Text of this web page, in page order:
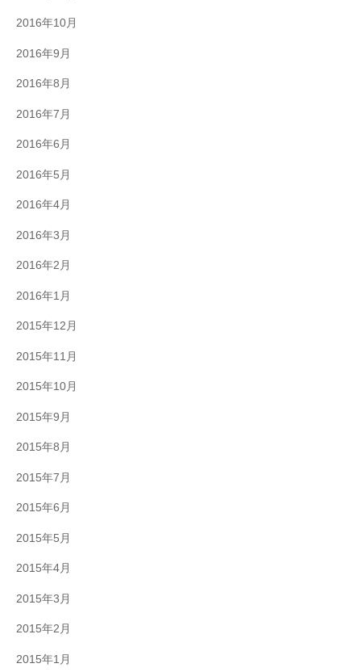
2016年10月
2016年9月
2016年8月
2016年7月
2016年6月
2016年5月
2016年4月
2016年3月
2016年2月
2016年1月
2015年12月
2015年11月
2015年10月
2015年9月
2015年8月
2015年7月
2015年6月
2015年5月
2015年4月
2015年3月
2015年2月
2015年1月